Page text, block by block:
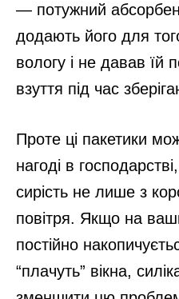
— потужний
додають його для
вологу і не давав їй
взуття під час
Проте ці пакетики
нагоді в
сирість не лише з
повітря. Якщо на
постійно
“плачуть” вікна,